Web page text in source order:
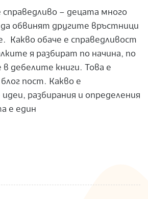
справедливо – децата много
обвинят другите връстници
Какво обаче е справедливост
я разбират по начина, по
дебелите книги. Това е
пост. Какво е
разбирания и определения
е един